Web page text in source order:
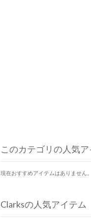
このカテゴリの人気ア
現在おすすめアイテムはありません。
Clarksの人気アイテム